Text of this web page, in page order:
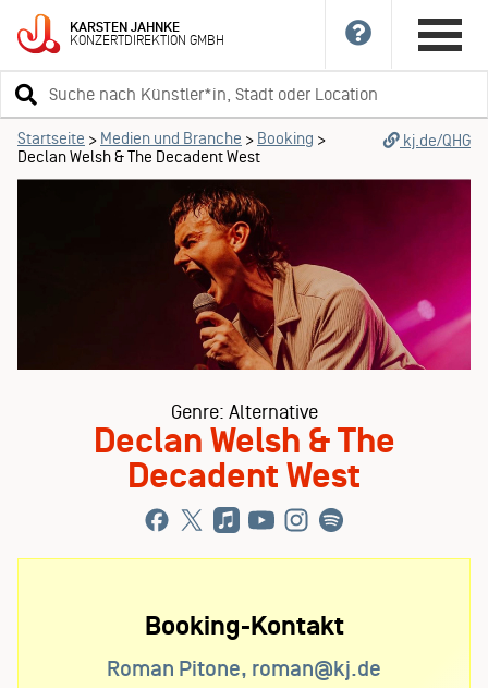
KARSTENJAHNKE
KONZERTDIREKTIONGMBH
Suchbegriff
eingeben
Startseite > Medien und Branche > Booking >
Declan Welsh & The Decadent West
kj.de/QHG
Genre: Alternative
Declan Welsh & The
Decadent West
Booking-Kontakt
Roman Pitone, roman@kj.de